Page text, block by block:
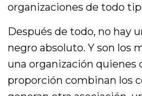
organizaciones de todo
Después de todo, no hay
negro absoluto. Y son los
una organización quienes
proporción combinan los